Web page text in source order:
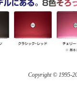
Copyright © 1995-